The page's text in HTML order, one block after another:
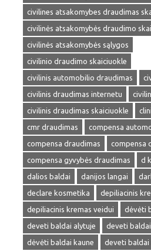
civilines atsakomybes draudimas
civilinės atsakomybės draudimo
civilinės atsakomybės sąlygos
civilinio draudimo skaiciuokle
civilinis automobilio draudimas
civilinis draudimas internetu
civilinis draudimas skaiciuokle
cmr draudimas
compensa
compensa draudimas
compensa
compensa gyvybės draudimas
d
dalios baldai
danijos langai
declare kosmetika
depiliacinis
depiliacinis kremas veidui
dėvėti
deveti baldai alytuje
deveti
dėvėti baldai kaune
deveti baldai